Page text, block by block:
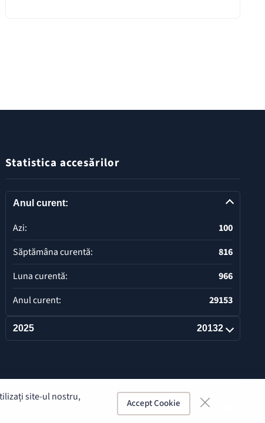
Statistica accesărilor
Anul curent:
Azi:
100
Săptămâna curentă:
816
Luna curentă:
966
Anul curent:
29153
2025 20132
Deschide
site-ul nostru,
Accept Cookie